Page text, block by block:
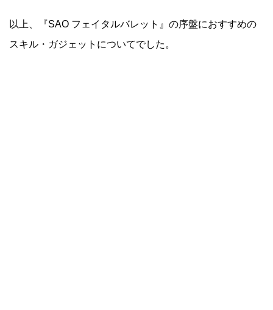
以上、『SAO フェイタルバレット』の序盤におすすめの
スキル・ガジェットについてでした。